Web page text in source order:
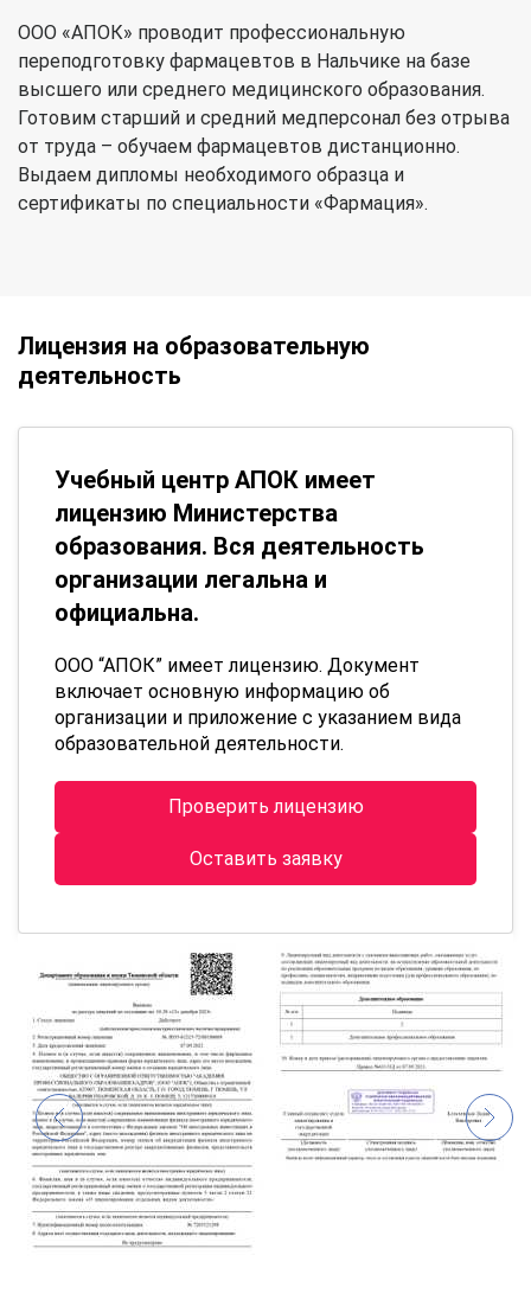
ООО «АПОК» проводит профессиональную
переподготовку фармацевтов в Нальчике на базе
высшего или среднего медицинского образования.
Готовим старший и средний медперсонал без отрыва
от труда – обучаем фармацевтов дистанционно.
Выдаем дипломы необходимого образца и
сертификаты по специальности «Фармация».
Лицензия на образовательную
деятельность
Учебный центр АПОК имеет
лицензию Министерства
образования. Вся деятельность
организации легальна и
официальна.
ООО “АПОК” имеет лицензию. Документ
включает основную информацию об
организации и приложение с указанием вида
образовательной деятельности.
Проверить лицензию
Оставить заявку